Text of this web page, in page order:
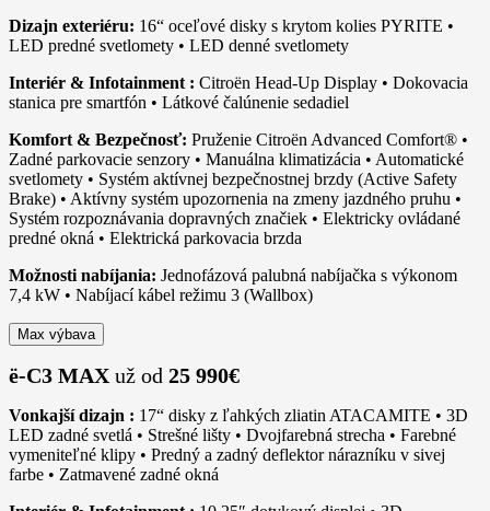
Dizajn exteriéru: 16“ oceľové disky s krytom kolies PYRITE •
LED predné svetlomety • LED denné svetlomety
Interiér & Infotainment : Citroën Head-Up Display • Dokovacia
stanica pre smartfón • Látkové čalúnenie sedadiel
Komfort & Bezpečnosť: Pruženie Citroën Advanced Comfort® •
Zadné parkovacie senzory • Manuálna klimatizácia • Automatické
svetlomety • Systém aktívnej bezpečnostnej brzdy (Active Safety
Brake) • Aktívny systém upozornenia na zmeny jazdného pruhu •
Systém rozpoznávania dopravných značiek • Elektricky ovládané
predné okná • Elektrická parkovacia brzda
Možnosti nabíjania: Jednofázová palubná nabíjačka s výkonom
7,4 kW • Nabíjací kábel režimu 3 (Wallbox)
Max výbava
ë-C3 MAXuž od 25 990€
Vonkajší dizajn : 17“ disky z ľahkých zliatin ATACAMITE • 3D
LED zadné svetlá • Strešné lišty • Dvojfarebná strecha • Farebné
vymeniteľné klipy • Predný a zadný deflektor nárazníku v sivej
farbe • Zatmavené zadné okná